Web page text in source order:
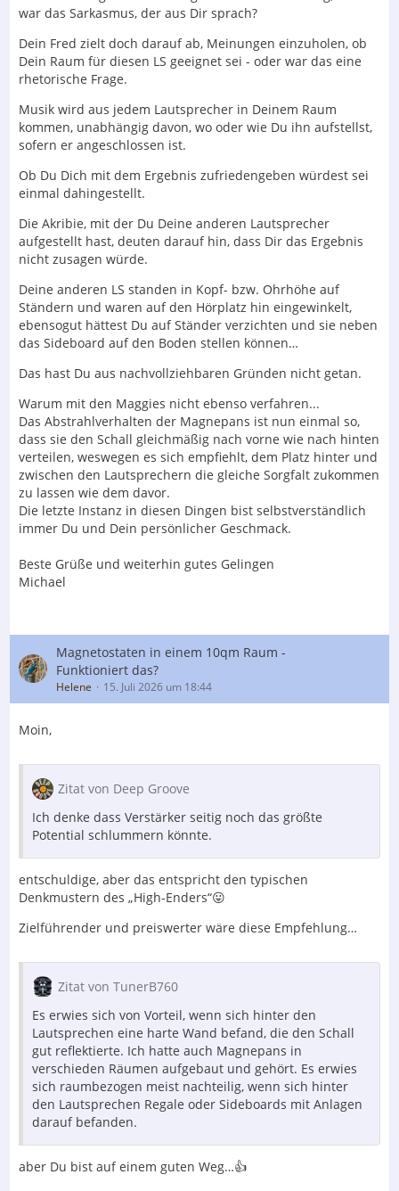
war das Sarkasmus, der aus Dir sprach?
Dein Fred zielt doch darauf ab, Meinungen einzuholen, ob
Dein Raum für diesen LS geeignet sei - oder war das eine
rhetorische Frage.
Musik wird aus jedem Lautsprecher in Deinem Raum
kommen, unabhängig davon, wo oder wie Du ihn aufstellst,
sofern er angeschlossen ist.
Ob Du Dich mit dem Ergebnis zufriedengeben würdest sei
einmal dahingestellt.
Die Akribie, mit der Du Deine anderen Lautsprecher
aufgestellt hast, deuten darauf hin, dass Dir das Ergebnis
nicht zusagen würde.
Deine anderen LS standen in Kopf- bzw. Ohrhöhe auf
Ständern und waren auf den Hörplatz hin eingewinkelt,
ebensogut hättest Du auf Ständer verzichten und sie neben
das Sideboard auf den Boden stellen können…
Das hast Du aus nachvollziehbaren Gründen nicht getan.
Warum mit den Maggies nicht ebenso verfahren...
Das Abstrahlverhalten der Magnepans ist nun einmal so,
dass sie den Schall gleichmäßig nach vorne wie nach hinten
verteilen, weswegen es sich empfiehlt, dem Platz hinter und
zwischen den Lautsprechern die gleiche Sorgfalt zukommen
zu lassen wie dem davor.
Die letzte Instanz in diesen Dingen bist selbstverständlich
immer Du und Dein persönlicher Geschmack.
Beste Grüße und weiterhin gutes Gelingen
Michael
Magnetostaten in einem 10qm Raum -
Funktioniert das?
Helene 15. Juli 2026 um 18:44
Moin,
Zitat von Deep Groove
Ich denke dass Verstärker seitig noch das größte
Potential schlummern könnte.
entschuldige, aber das entspricht den typischen
Denkmustern des „High-Enders“😛
Zielführender und preiswerter wäre diese Empfehlung…
Zitat von TunerB760
Es erwies sich von Vorteil, wenn sich hinter den
Lautsprechen eine harte Wand befand, die den Schall
gut reflektierte. Ich hatte auch Magnepans in
verschieden Räumen aufgebaut und gehört. Es erwies
sich raumbezogen meist nachteilig, wenn sich hinter
den Lautsprechen Regale oder Sideboards mit Anlagen
darauf befanden.
aber Du bist auf einem guten Weg…👍